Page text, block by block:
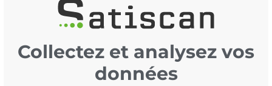
Collectez et analysez vos
données